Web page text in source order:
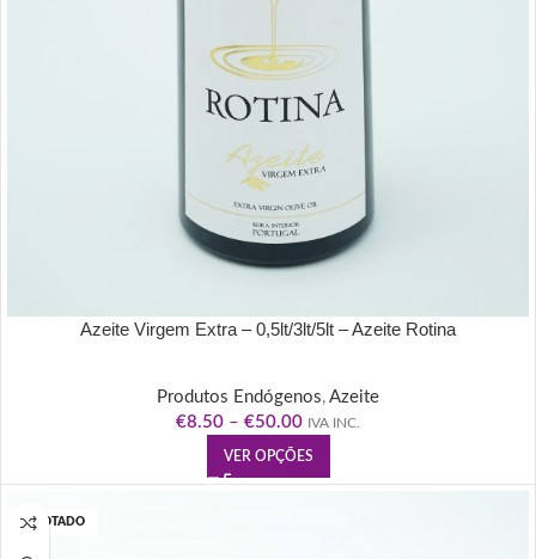
Azeite Virgem Extra – 0,5lt/3lt/5lt – Azeite Rotina
Produtos Endógenos, Azeite
€8.50 – €50.00 IVA INC.
VER OPÇÕES
ESGOTADO